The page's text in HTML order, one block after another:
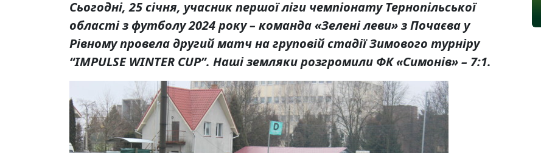
Сьогодні, 25 січня, учасник першої ліги чемпіонату Тернопільської
області з футболу 2024 року – команда «Зелені леви» з Почаєва у
Рівному провела другий матч на груповій стадії Зимового турніру
“IMPULSE WINTER CUP”. Наші земляки розгромили ФК «Симонів» – 7:1.